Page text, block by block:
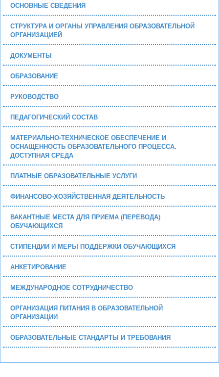
ОСНОВНЫЕ СВЕДЕНИЯ
СТРУКТУРА И ОРГАНЫ УПРАВЛЕНИЯ ОБРАЗОВАТЕЛЬНОЙ
ОРГАНИЗАЦИЕЙ
ДОКУМЕНТЫ
ОБРАЗОВАНИЕ
РУКОВОДСТВО
ПЕДАГОГИЧЕСКИЙ СОСТАВ
МАТЕРИАЛЬНО-ТЕХНИЧЕСКОЕ ОБЕСПЕЧЕНИЕ И
ОСНАЩЕННОСТЬ ОБРАЗОВАТЕЛЬНОГО ПРОЦЕССА.
ДОСТУПНАЯ СРЕДА
ПЛАТНЫЕ ОБРАЗОВАТЕЛЬНЫЕ УСЛУГИ
ФИНАНСОВО-ХОЗЯЙСТВЕННАЯ ДЕЯТЕЛЬНОСТЬ
ВАКАНТНЫЕ МЕСТА ДЛЯ ПРИЕМА (ПЕРЕВОДА)
ОБУЧАЮЩИХСЯ
СТИПЕНДИИ И МЕРЫ ПОДДЕРЖКИ ОБУЧАЮЩИХСЯ
АНКЕТИРОВАНИЕ
МЕЖДУНАРОДНОЕ СОТРУДНИЧЕСТВО
ОРГАНИЗАЦИЯ ПИТАНИЯ В ОБРАЗОВАТЕЛЬНОЙ
ОРГАНИЗАЦИИ
ОБРАЗОВАТЕЛЬНЫЕ СТАНДАРТЫ И ТРЕБОВАНИЯ